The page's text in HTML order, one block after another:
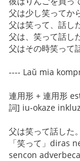
父は少し笑ってか
父は笑って、話し
父は、笑って話し
父はその時笑って
---- Laŭ mia
連用形 + 連用形
詞] iu-okaze
父は笑って話し
「笑って」diras
sencon